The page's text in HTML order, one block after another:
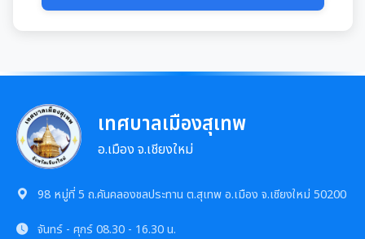
ผลการคัดเลือกพนักงานผู้มีคุณธรรมจริยธรรม
รายงานผลการดำเนินการองค์กรสุขภาวะ
มติกทจ.เชียงใหม่
การป้องกันการทุจริต
แนวปฏิบัติการจัดการเรื่องร้องเรียนการทุจริตฯ
เทศบาลเมืองสุเทพ
อ.เมือง จ.เชียงใหม่
98 หมู่ที่ 5 ถ.คันคลองชลประทาน ต.สุเทพ อ.เมือง จ.เชียงใหม่ 50200
จันทร์ - ศุกร์08.30 - 16.30 น.